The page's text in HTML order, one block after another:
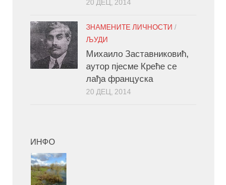
20 ДЕЦ, 2014
ЗНАМЕНИТЕ ЛИЧНОСТИ /
ЉУДИ
Михаило Заставниковић,
аутор пјесме Креће се
лађа француска
20 ДЕЦ, 2014
ИНФО